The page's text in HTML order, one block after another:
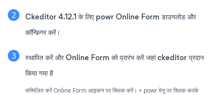
Ckeditor 4.12.1 के लिए powr Online Form डाउनलोड और
कॉन्फ़िगर करें।
स्थापित करें और Online Form को प्रारंभ करें जहां ckeditor प्रदान
किया गया है
सम्मिलित करें Online Form आइकन पर क्लिक करें। + powr मेनू पर क्लिक करके